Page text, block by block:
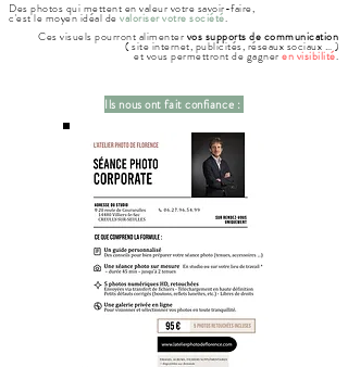
Des photos qui mettent en valeur votre savoir-faire,
c'est le moyen idéal de valoriser votre société.
Ces visuels pourront alimenter vos supports de communication
( site internet, publicités, réseaux sociaux … )
et vous permettront de gagner en visibilité.
Ils nous ont fait confiance :